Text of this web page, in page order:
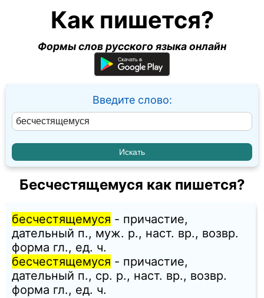
Как пишется?
Формы слов русского языка онлайн
Введите слово:
Бесчестящемуся как пишется?
бесчестящемуся - причастие,
дательный п., муж. p., наст. вр., возвр.
форма гл., ед. ч.
бесчестящемуся - причастие,
дательный п., ср. p., наст. вр., возвр.
форма гл., ед. ч.